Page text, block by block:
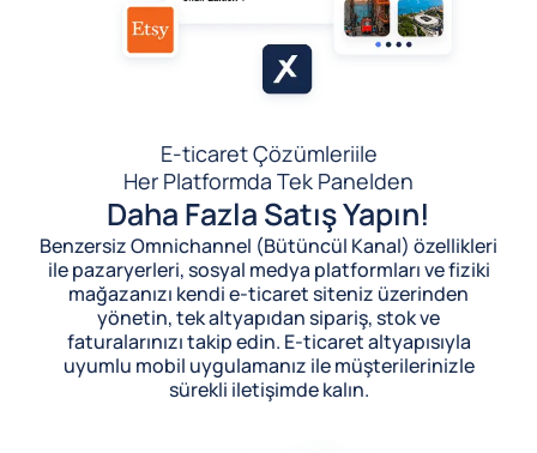
E-ticaret Çözümleriile
Her Platformda Tek Panelden
Daha Fazla Satış Yapın!
Benzersiz Omnichannel (Bütüncül Kanal) özellikleri
ile pazaryerleri, sosyal medya platformları ve fiziki
mağazanızı kendi e-ticaret siteniz üzerinden
yönetin, tek altyapıdan sipariş, stok ve
faturalarınızı takip edin. E-ticaret altyapısıyla
uyumlu mobil uygulamanız ile müşterilerinizle
sürekli iletişimde kalın.